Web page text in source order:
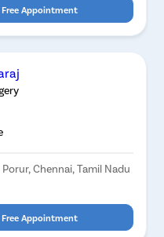
Free Appointment
Chennai, Tamil Nadu
Free Appointment